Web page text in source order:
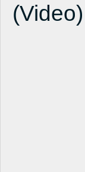
(Video)